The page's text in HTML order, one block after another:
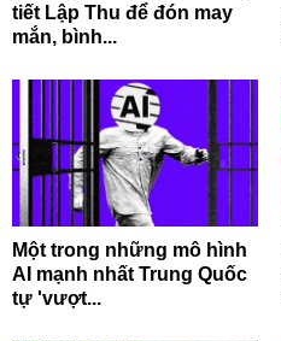
tiết Lập Thu để đón may
mắn, bình...
Một trong những mô hình
AI mạnh nhất Trung Quốc
tự 'vượt...